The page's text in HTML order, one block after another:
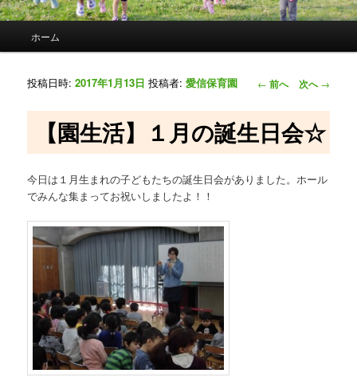
メインコンテンツへ移動
サブコンテンツへ移動
ホーム
投稿ナビゲーシ
← 前へ 次へ→
【園生活】１月の誕生日会☆
投稿日時:2017年1月13日 投稿者:愛信保育園
今日は１月生まれの子どもたちの誕生日会がありました。ホール
でみんな集まってお祝いしましたよ！！